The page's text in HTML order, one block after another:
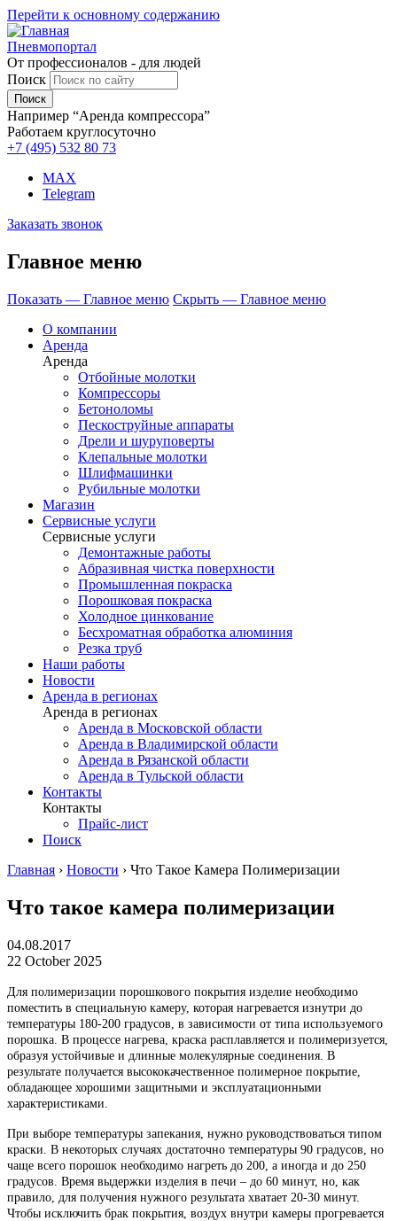
Перейти к основному содержанию
Пневмопортал
От профессионалов - для людей
Поиск
Например “Аренда компрессора”
Работаем круглосуточно
+7 (495) 532 80 73
MAX
Telegram
Заказать звонок
Главное меню
Показать — Главное меню Скрыть — Главное меню
О компании
Аренда
Аренда
Отбойные молотки
Компрессоры
Бетоноломы
Пескоструйные аппараты
Дрели и шуруповерты
Клепальные молотки
Шлифмашинки
Рубильные молотки
Магазин
Сервисные услуги
Сервисные услуги
Демонтажные работы
Абразивная чистка поверхности
Промышленная покраска
Порошковая покраска
Холодное цинкование
Бесхроматная обработка алюминия
Резка труб
Наши работы
Новости
Аренда в регионах
Аренда в регионах
Аренда в Московской области
Аренда в Владимирской области
Аренда в Рязанской области
Аренда в Тульской области
Контакты
Контакты
Прайс-лист
Поиск
Главная › Новости › Что Такое Камера Полимеризации
Что такое камера полимеризации
04.08.2017
22 October 2025
Для полимеризации порошкового покрытия изделие необходимо
поместить в специальную камеру, которая нагревается изнутри до
температуры 180-200 градусов, в зависимости от типа используемого
порошка. В процессе нагрева, краска расплавляется и полимеризуется,
образуя устойчивые и длинные молекулярные соединения. В
результате получается высококачественное полимерное покрытие,
обладающее хорошими защитными и эксплуатационными
характеристиками.
При выборе температуры запекания, нужно руководствоваться типом
краски. В некоторых случаях достаточно температуры 90 градусов, но
чаще всего порошок необходимо нагреть до 200, а иногда и до 250
градусов. Время выдержки изделия в печи – до 60 минут, но, как
правило, для получения нужного результата хватает 20-30 минут.
Чтобы исключить брак покрытия, воздух внутри камеры прогревается